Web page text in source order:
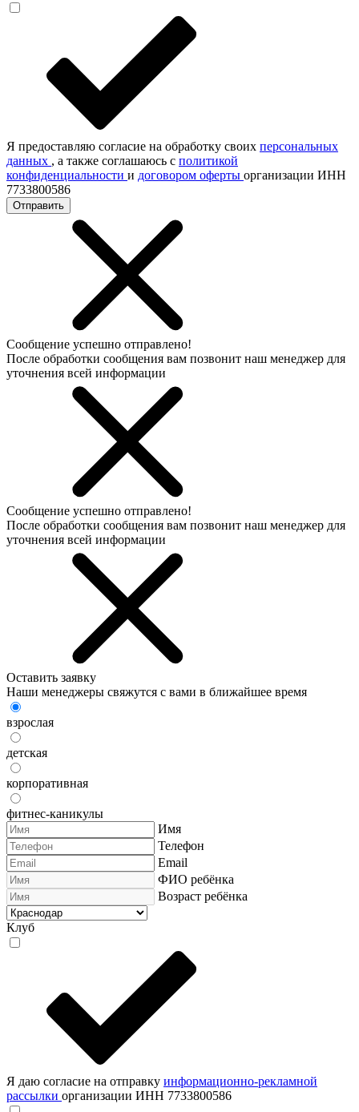
Я предоставляю согласие на обработку своих персональных
данных , а также соглашаюсь с политикой
конфиденциальности и договором оферты организации ИНН
7733800586
Отправить
Сообщение успешно отправлено!
После обработки сообщения вам позвонит наш менеджер для
уточнения всей информации
Сообщение успешно отправлено!
После обработки сообщения вам позвонит наш менеджер для
уточнения всей информации
Оставить заявку
Наши менеджеры свяжутся с вами в ближайшее время
взрослая
детская
корпоративная
фитнес-каникулы
Имя
Телефон
Email
ФИО ребёнка
Возраст ребёнка
Клуб
Я даю согласие на отправку информационно-рекламной
рассылки организации ИНН 7733800586